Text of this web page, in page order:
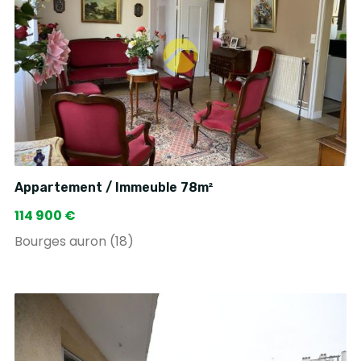
Appartement / Immeuble 78m²
114 900 €
Bourges auron (18)